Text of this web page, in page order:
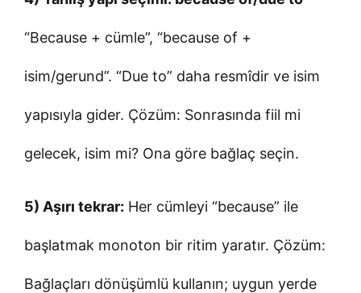
“Because + cümle”, “because of +
isim/gerund”. “Due to” daha resmîdir ve isim
yapısıyla gider. Çözüm: Sonrasında fiil mi
gelecek, isim mi? Ona göre bağlaç seçin.
5) Aşırı tekrar: Her cümleyi “because” ile
başlatmak monoton bir ritim yaratır. Çözüm:
Bağlaçları dönüşümlü kullanın; uygun yerde